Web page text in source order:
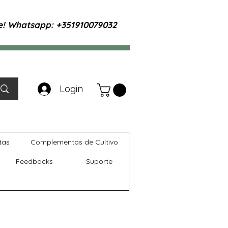
Whatsapp: +351910079032
Login
Complementos de Cultivo
Feedbacks Suporte